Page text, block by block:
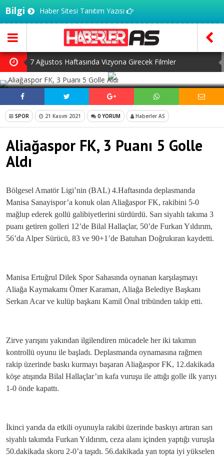
Bilgi Haber Sitesi Tanıtım Yazısı
7 Ağustos Haftasında Vizyona Girecek Filmler
Mürsel Ferhat Sağlam Tek Rumeli Tv’de Marka Atölyesi
Programına Konuk Oldu
Dijitalleşme Ebelik Hizmetlerini Dönüştürüyor
İnsanlar Saç Ekimi İçin Neden Türkiye’ye Geliyor?
Kilo Vermek mi, Yağ Vermek mi? Aynı Şey Sanıyoruz Ama
Değil!
SOSYAL MEDYADA PAYLAŞ
SPOR 21 Kasım 2021 0 YORUM Haberler AS
Aliağaspor FK, 3 Puanı 5 Golle
Aldı
Bölgesel Amatör Ligi’nin (BAL) 4.Haftasında deplasmanda
Manisa Sanayispor’a konuk olan Aliağaspor FK, rakibini 5-0
mağlup ederek gollü galibiyetlerini sürdürdü. Sarı siyahlı takıma 3
puanı getiren golleri 12’de Bilal Hallaçlar, 50’de Furkan Yıldırım,
56’da Alper Sürücü, 83 ve 90+1’de Batuhan Doğrukıran kaydetti.
Manisa Ertuğrul Dilek Spor Sahasında oynanan karşılaşmayı
Aliağa Kaymakamı Ömer Karaman, Aliağa Belediye Başkanı
Serkan Acar ve kulüp başkanı Kamil Önal tribünden takip etti.
Zirve yarışını yakından ilgilendiren mücadele her iki takımın
kontrollü oyunu ile başladı. Deplasmanda oynamasına rağmen
rakip üzerinde baskı kurmayı başaran Aliağaspor FK, 12.dakikada
köşe atışında Bilal Hallaçlar’ın kafa vuruşu ile attığı golle ilk yarıyı
1-0 önde kapattı.
İkinci yarıda da etkili oyunuyla rakibi üzerinde baskıyı artıran sarı
siyahlı takımda Furkan Yıldırım, ceza alanı içinden yaptığı vuruşla
50.dakikada skoru 2-0’a taşıdı. 56.dakikada yan topta iyi yükselen